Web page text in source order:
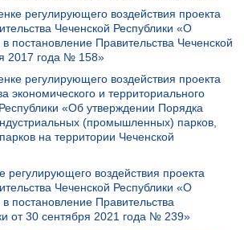
КОРРУПЦИИ
регулирующего воздействия проекта
Чеченской Республики «О
постановление Правительства Чеченской
2017 года № 158»
регулирующего воздействия проекта
экономического и территориального
«Об утверждении Порядка
(промышленных) парков,
на территории Чеченской
воздействия проекта
Чеченской Республики «О
постановление Правительства
от 30 сентября 2021 года № 239»